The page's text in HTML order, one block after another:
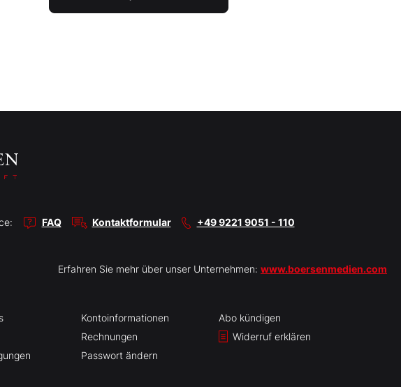
FAQ Kontaktformular +49 9221 9051 - 110
Erfahren Sie mehr über unser Unternehmen: www.boersenmedien.com
Kontoinformationen
Rechnungen
Passwort ändern
Abo kündigen
Widerruf erklären